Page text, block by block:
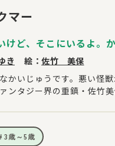
マー
けど、そこにいるよ。
き 絵： 佐竹 美保
かいじゅうです。悪い怪
ンタジー界の重鎮・佐竹
3歳～5歳